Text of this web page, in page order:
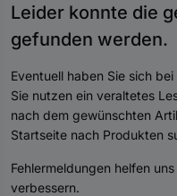
Leider konnte die
gefunden werden.
Eventuell haben Sie sich
Sie nutzen ein veraltetes
nach dem gewünschten
Startseite nach Produkten
Fehlermeldungen helfen
verbessern.